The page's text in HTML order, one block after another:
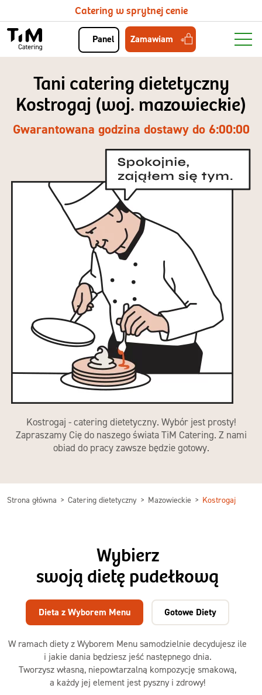
Catering w sprytnej cenie
Panel Zamawiam
Tani catering dietetyczny
Kostrogaj (woj. mazowieckie)
Gwarantowana godzina dostawy do 6:00:00
Kostrogaj - catering dietetyczny. Wybór jest prosty!
Zapraszamy Cię do naszego świata TiM Catering. Z nami
obiad do pracy zawsze będzie gotowy.
Strona główna Catering dietetyczny Mazowieckie Kostrogaj
Wybierz
swoją dietę pudełkową
W ramach diety z Wyborem Menu samodzielnie decydujesz ile
i jakie dania będziesz jeść następnego dnia.
Tworzysz własną, niepowtarzalną kompozycję smakową,
a każdy jej element jest pyszny i zdrowy!
Dieta z Wyborem Menu Gotowe Diety